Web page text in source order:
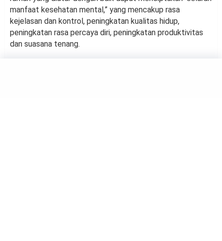
manfaat kesehatan mental,” yang mencakup rasa
kejelasan dan kontrol, peningkatan kualitas hidup,
peningkatan rasa percaya diri, peningkatan produktivitas
dan suasana tenang.